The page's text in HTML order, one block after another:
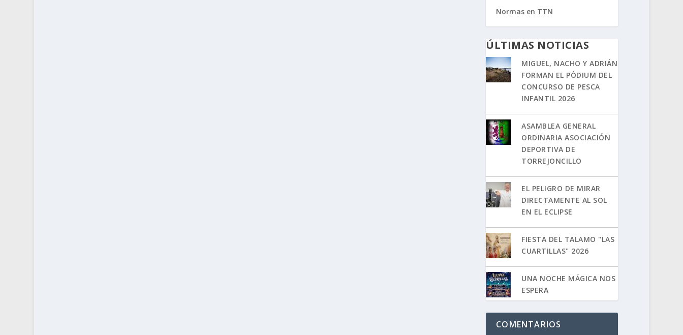
Normas en TTN
ÚLTIMAS NOTICIAS
MIGUEL, NACHO Y ADRIÁN
FORMAN EL PÓDIUM DEL
CONCURSO DE PESCA
INFANTIL 2026
ASAMBLEA GENERAL
ORDINARIA ASOCIACIÓN
DEPORTIVA DE
TORREJONCILLO
EL PELIGRO DE MIRAR
DIRECTAMENTE AL SOL
EN EL ECLIPSE
FIESTA DEL TALAMO "LAS
CUARTILLAS" 2026
UNA NOCHE MÁGICA NOS
ESPERA
COMENTARIOS